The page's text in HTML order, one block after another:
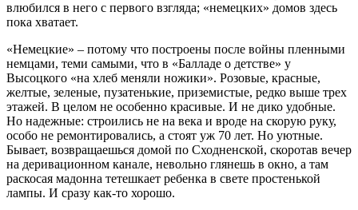
влюбился в него с первого взгляда; «немецких» домов здесь
пока хватает.
«Немецкие» – потому что построены после войны пленными
немцами, теми самыми, что в «Балладе о детстве» у
Высоцкого «на хлеб меняли ножики». Розовые, красные,
желтые, зеленые, пузатенькие, приземистые, редко выше трех
этажей. В целом не особенно красивые. И не дико удобные.
Но надежные: строились не на века и вроде на скорую руку,
особо не ремонтировались, а стоят уж 70 лет. Но уютные.
Бывает, возвращаешься домой по Сходненской, скоротав вечер
на деривационном канале, невольно глянешь в окно, а там
раскосая мадонна тетешкает ребенка в свете простенькой
лампы. И сразу как-то хорошо.